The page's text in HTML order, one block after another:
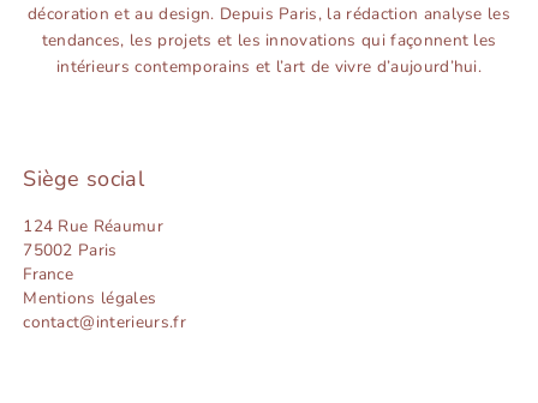
décoration et au design. Depuis Paris, la rédaction analyse les
tendances, les projets et les innovations qui façonnent les
intérieurs contemporains et l’art de vivre d’aujourd’hui.
Siège social
124 Rue Réaumur
75002 Paris
France
Mentions légales
contact@interieurs.fr